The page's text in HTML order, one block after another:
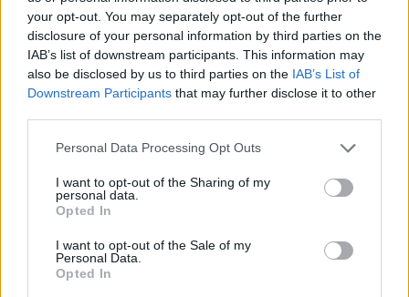
your opt-out. You may separately opt-out of the further
disclosure of your personal information by third parties on the
IAB’s list of downstream participants. This information may
also be disclosed by us to third parties on the IAB’s List of
Downstream Participants that may further disclose it to other
Please note that this website/app uses one or more Google
not limited to your visit or usage behaviour. You may click to
grant or deny consent to Google and its third-party tags to
use your data for below specified purposes in below Google
consent section.
Personal Data Processing Opt Outs
I want to opt-out of the Sharing of my
personal data.
Opted In
I want to opt-out of the Sale of my
Personal Data.
Opted In